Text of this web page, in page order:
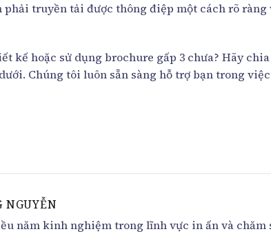
phải truyền tải được thông điệp một cách rõ
kế hoặc sử dụng brochure gấp 3 chưa? Hãy
Chúng tôi luôn sẵn sàng hỗ trợ bạn trong
NGUYỄN
năm kinh nghiệm trong lĩnh vực in ấn và chăm